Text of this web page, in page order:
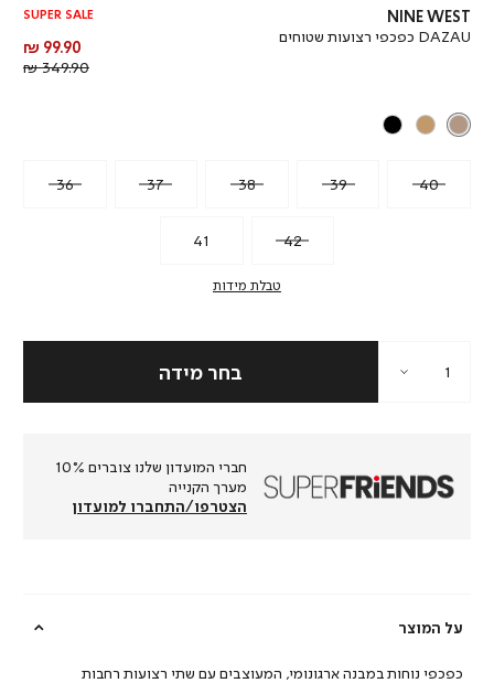
NINE WEST
DAZAU כפכפי רצועות שטוחים
SUPER SALE
מחיר
מוצר
99.90 ₪
349.90 ₪
36 37 38 39 40
41 42
טבלת מידות
חברי המועדון שלנו צוברים 10%
מערך הקנייה
הצטרפו/התחברו למועדון
על המוצר
כפכפי נוחות במבנה ארגונומי, המעוצבים עם שתי רצועות רחבות